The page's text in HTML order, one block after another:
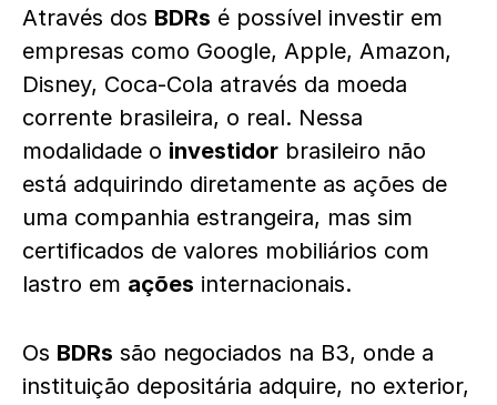
Através dos BDRs é possível investir em
empresas como Google, Apple, Amazon,
Disney, Coca-Cola através da moeda
corrente brasileira, o real. Nessa
modalidade o investidor brasileiro não
está adquirindo diretamente as ações de
uma companhia estrangeira, mas sim
certificados de valores mobiliários com
lastro em ações internacionais.
Os BDRs são negociados na B3, onde a
instituição depositária adquire, no exterior,